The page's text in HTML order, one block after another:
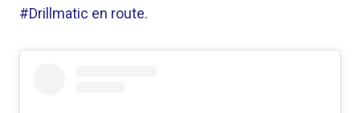
#Drillmatic en route.